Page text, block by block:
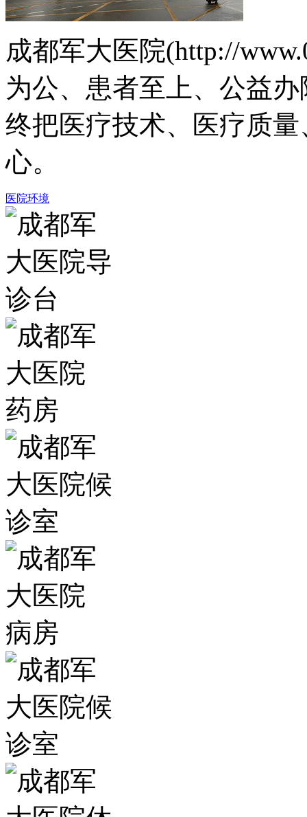
成都军大医院(http://
为公、患者至上、公益
终把医疗技术、医疗质
心。
医院环境